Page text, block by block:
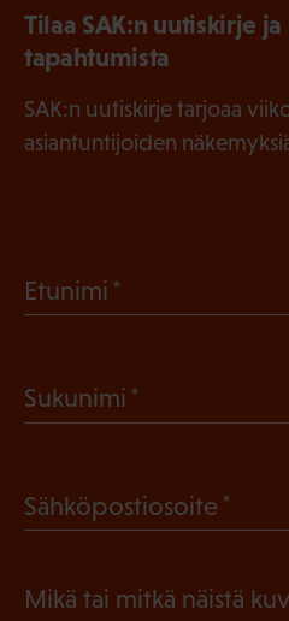
Tilaa SAK:n uutiskirje
tapahtumista
SAK:n uutiskirje tarjoaa
asiantuntijoiden
Etunimi
l
n
Sukunimi
P
k
l
Sähköpostiosoite
Mikä tai mitkä näistä